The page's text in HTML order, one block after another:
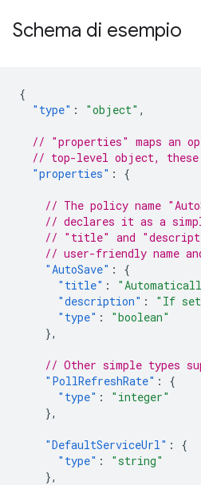
Schema di esempio
{
"type" : "object" ,
// "properties" maps an
// top-level object, these
"properties" : {
// The policy name
// declares it as a
// "title" and
// user-friendly name
"AutoSave" :
{
"title" :
"description" :
"If set
"type" :
"boolean"
},
// Other simple types
"PollRefreshRate" :
{
"type" :
"integer"
},
"DefaultServiceUrl" :
{
"type" :
"string"
},